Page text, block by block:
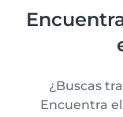
¿Buscas
Encuentra